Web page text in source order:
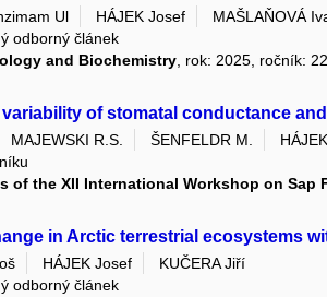
Ul HÁJEK Josef MAŠLAŇOVÁ
odborný článek
and Biochemistry , rok: 2025, ročník:
of stomatal conductance
MAJEWSKI R.S. ŠENFELDR M.
of the XII International Workshop on Sap
in Arctic terrestrial ecosystems
HÁJEK Josef
KUČERA Jiří
odborný článek